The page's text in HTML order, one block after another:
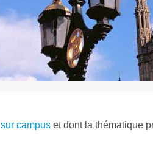
sur campus et dont la thématique